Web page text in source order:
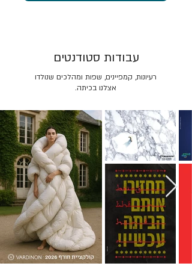
רעיונות, קמפיינים, שפות ומהלכים שנולדו
אצלנו בכיתה.
עבודות סטודנטים